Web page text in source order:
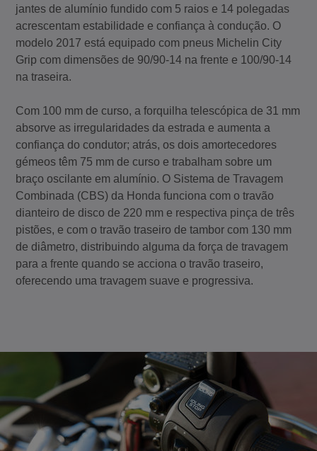
jantes de alumínio fundido com 5 raios e 14 polegadas
acrescentam estabilidade e confiança à condução. O
modelo 2017 está equipado com pneus Michelin City
Grip com dimensões de 90/90-14 na frente e 100/90-14
na traseira.
Com 100 mm de curso, a forquilha telescópica de 31 mm
absorve as irregularidades da estrada e aumenta a
confiança do condutor; atrás, os dois amortecedores
gémeos têm 75 mm de curso e trabalham sobre um
braço oscilante em alumínio. O Sistema de Travagem
Combinada (CBS) da Honda funciona com o travão
dianteiro de disco de 220 mm e respectiva pinça de três
pistões, e com o travão traseiro de tambor com 130 mm
de diâmetro, distribuindo alguma da força de travagem
para a frente quando se acciona o travão traseiro,
oferecendo uma travagem suave e progressiva.